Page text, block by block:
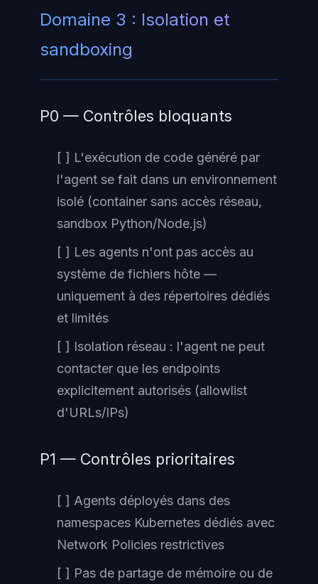
Domaine 3 : Isolation et
sandboxing
P0 — Contrôles bloquants
[ ] L'exécution de code généré par
l'agent se fait dans un environnement
isolé (container sans accès réseau,
sandbox Python/Node.js)
[ ] Les agents n'ont pas accès au
système de fichiers hôte —
uniquement à des répertoires dédiés
et limités
[ ] Isolation réseau : l'agent ne peut
contacter que les endpoints
explicitement autorisés (allowlist
d'URLs/IPs)
P1 — Contrôles prioritaires
[ ] Agents déployés dans des
namespaces Kubernetes dédiés avec
Network Policies restrictives
[ ] Pas de partage de mémoire ou de